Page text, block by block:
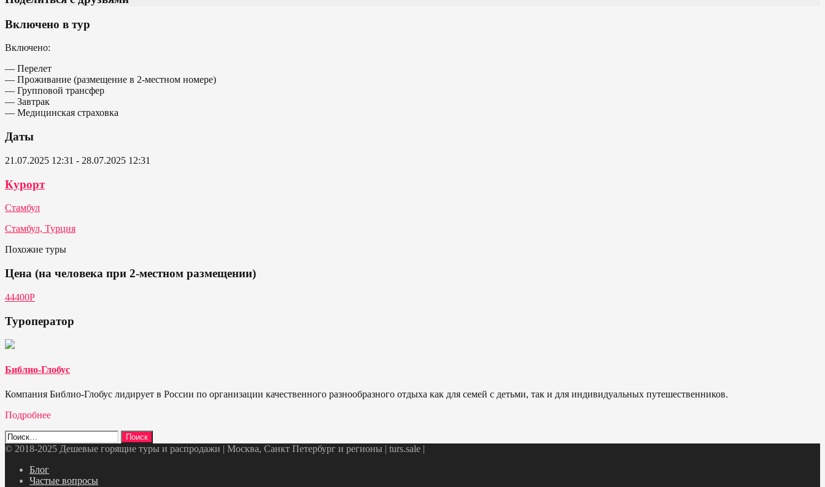
Включено в тур
Включено:
— Перелет
— Проживание (размещение в 2-местном номере)
— Групповой трансфер
— Завтрак
— Медицинская страховка
Даты
21.07.2025 12:31 - 28.07.2025 12:31
Курорт
Стамбул
Стамбул, Турция
Похожие туры
Цена (на человека при 2-местном размещении)
44400P
Туроператор
Библио-Глобус
Компания Библио-Глобус лидирует в России по организации качественного разнообразного отдыха как для семей с детьми, так и для индивидуальных путешественников.
Подробнее
Найти:
© 2018-2025 Дешевые горящие туры и распродажи | Москва, Санкт Петербург и регионы | turs.sale |
Блог
Частые вопросы